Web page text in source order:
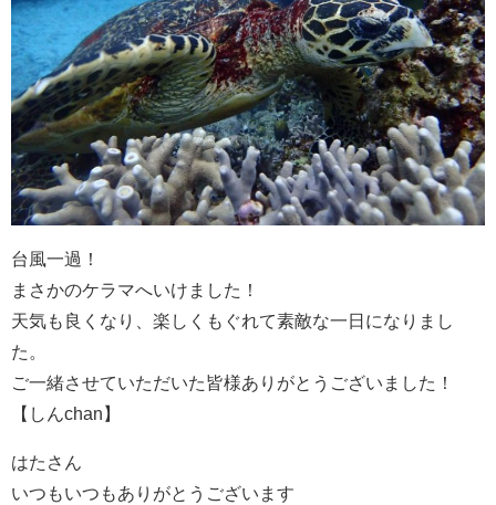
台風一過！
まさかのケラマへいけました！
天気も良くなり、楽しくもぐれて素敵な一日になりまし
た。
ご一緒させていただいた皆様ありがとうございました！
【しんchan】
はたさん
いつもいつもありがとうございます